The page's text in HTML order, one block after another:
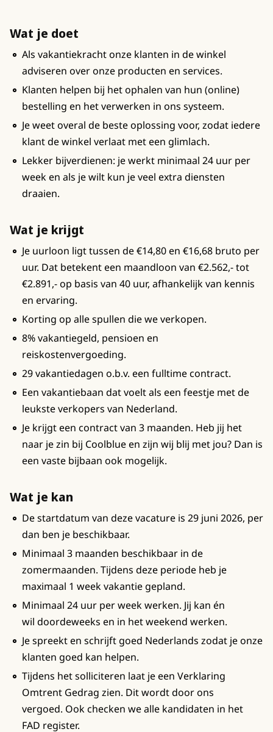
Wat je doet
Als vakantiekracht onze klanten in de winkel
adviseren over onze producten en services.
Klanten helpen bij het ophalen van hun (online)
bestelling en het verwerken in ons systeem.
Je weet overal de beste oplossing voor, zodat iedere
klant de winkel verlaat met een glimlach.
Lekker bijverdienen: je werkt minimaal 24 uur per
week en als je wilt kun je veel extra diensten
draaien.
Wat je krijgt
Je uurloon ligt tussen de €14,80 en €16,68 bruto per
uur. Dat betekent een maandloon van €2.562,- tot
€2.891,- op basis van 40 uur, afhankelijk van kennis
en ervaring.
Korting op alle spullen die we verkopen.
8% vakantiegeld, pensioen en
reiskostenvergoeding.
29 vakantiedagen o.b.v. een fulltime contract.
Een vakantiebaan dat voelt als een feestje met de
leukste verkopers van Nederland.
Je krijgt een contract van 3 maanden. Heb jij het
naar je zin bij Coolblue en zijn wij blij met jou? Dan is
een vaste bijbaan ook mogelijk.
Wat je kan
De startdatum van deze vacature is 29 juni 2026, per
dan ben je beschikbaar.
Minimaal 3 maanden beschikbaar in de
zomermaanden. Tijdens deze periode heb je
maximaal 1 week vakantie gepland.
Minimaal 24 uur per week werken. Jij kan én
wil doordeweeks en in het weekend werken.
Je spreekt en schrijft goed Nederlands zodat je onze
klanten goed kan helpen.
Tijdens het solliciteren laat je een Verklaring
Omtrent Gedrag zien. Dit wordt door ons
vergoed. Ook checken we alle kandidaten in het
FAD register.